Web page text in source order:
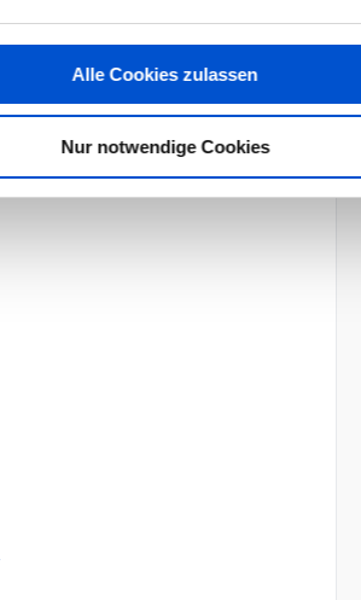
Alle Cookies zulassen
Nur notwendige Cookies